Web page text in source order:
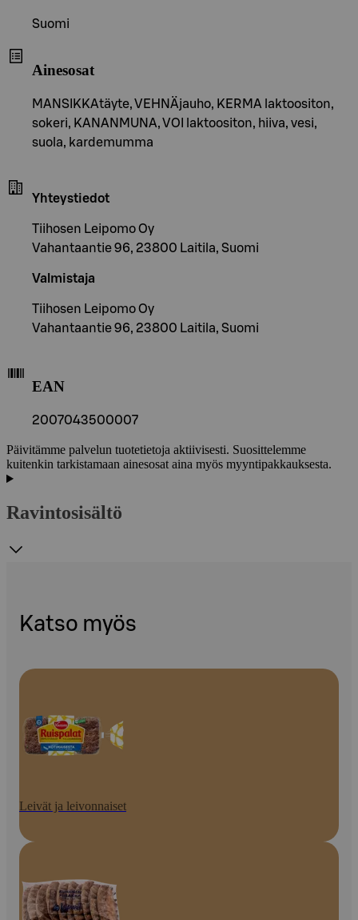
Suomi
Ainesosat
MANSIKKAtäyte, VEHNÄjauho, KERMA laktoositon,
sokeri, KANANMUNA, VOI laktoositon, hiiva, vesi,
suola, kardemumma
Yhteystiedot
Tiihosen Leipomo Oy
Vahantaantie 96, 23800 Laitila, Suomi
Valmistaja
Tiihosen Leipomo Oy
Vahantaantie 96, 23800 Laitila, Suomi
EAN
2007043500007
Päivitämme palvelun tuotetietoja aktiivisesti. Suosittelemme
kuitenkin tarkistamaan ainesosat aina myös myyntipakkauksesta.
Ravintosisältö
Katso myös
Leivät ja leivonnaiset